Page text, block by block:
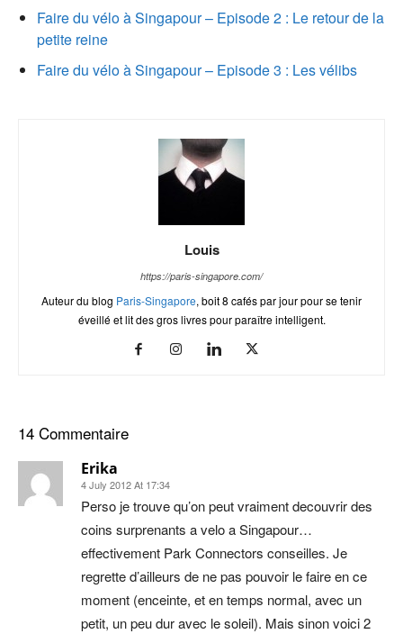
Faire du vélo à Singapour – Episode 2 : Le retour de la
petite reine
Faire du vélo à Singapour – Episode 3 : Les vélibs
Louis
https://paris-singapore.com/
Auteur du blog Paris-Singapore, boit 8 cafés par jour pour se tenir
éveillé et lit des gros livres pour paraître intelligent.
14 Commentaire
Erika
4 July 2012 At 17:34
Perso je trouve qu’on peut vraiment decouvrir des
coins surprenants a velo a Singapour…
effectivement Park Connectors conseilles. Je
regrette d’ailleurs de ne pas pouvoir le faire en ce
moment (enceinte, et en temps normal, avec un
petit, un peu dur avec le soleil). Mais sinon voici 2